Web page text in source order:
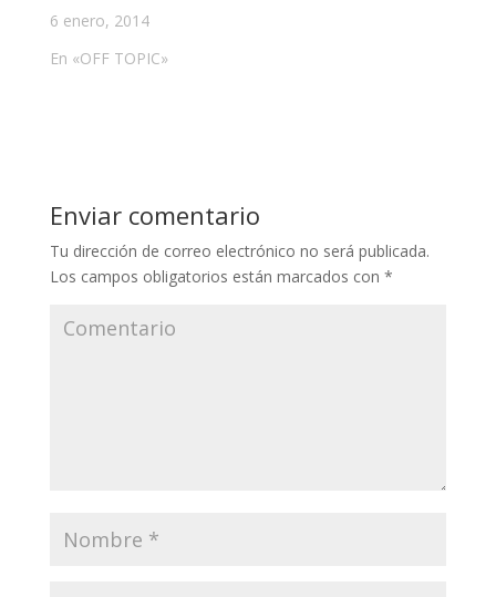
6 enero, 2014
En «OFF TOPIC»
Enviar comentario
Tu dirección de correo electrónico no será publicada.
Los campos obligatorios están marcados con *